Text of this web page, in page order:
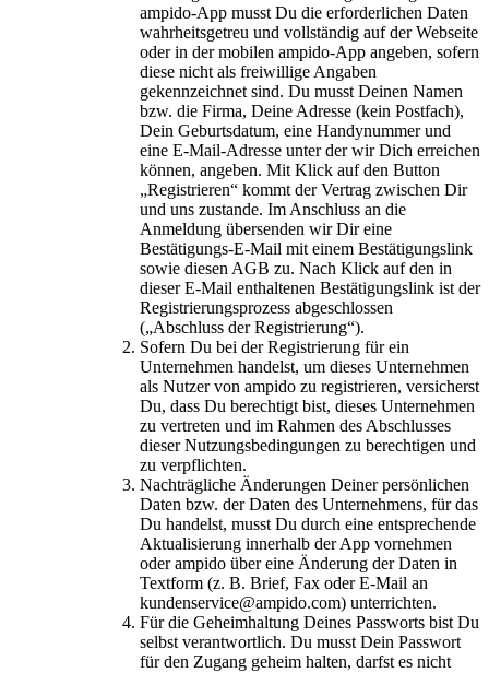
ampido-App musst Du die erforderlichen Daten
wahrheitsgetreu und vollständig auf der Webseite
oder in der mobilen ampido-App angeben, sofern
diese nicht als freiwillige Angaben
gekennzeichnet sind. Du musst Deinen Namen
bzw. die Firma, Deine Adresse (kein Postfach),
Dein Geburtsdatum, eine Handynummer und
eine E-Mail-Adresse unter der wir Dich erreichen
können, angeben. Mit Klick auf den Button
„Registrieren“ kommt der Vertrag zwischen Dir
und uns zustande. Im Anschluss an die
Anmeldung übersenden wir Dir eine
Bestätigungs-E-Mail mit einem Bestätigungslink
sowie diesen AGB zu. Nach Klick auf den in
dieser E-Mail enthaltenen Bestätigungslink ist der
Registrierungsprozess abgeschlossen
(„Abschluss der Registrierung“).
Sofern Du bei der Registrierung für ein
Unternehmen handelst, um dieses Unternehmen
als Nutzer von ampido zu registrieren, versicherst
Du, dass Du berechtigt bist, dieses Unternehmen
zu vertreten und im Rahmen des Abschlusses
dieser Nutzungsbedingungen zu berechtigen und
zu verpflichten.
Nachträgliche Änderungen Deiner persönlichen
Daten bzw. der Daten des Unternehmens, für das
Du handelst, musst Du durch eine entsprechende
Aktualisierung innerhalb der App vornehmen
oder ampido über eine Änderung der Daten in
Textform (z. B. Brief, Fax oder E-Mail an
kundenservice@ampido.com) unterrichten.
Für die Geheimhaltung Deines Passworts bist Du
selbst verantwortlich. Du musst Dein Passwort
für den Zugang geheim halten, darfst es nicht